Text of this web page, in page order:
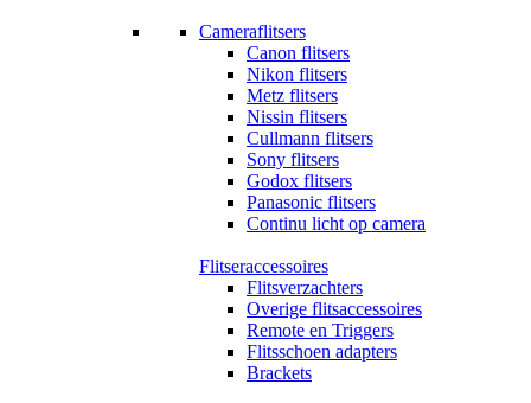
Cameraflitsers
Canon flitsers
Nikon flitsers
Metz flitsers
Nissin flitsers
Cullmann flitsers
Sony flitsers
Godox flitsers
Panasonic flitsers
Continu licht op camera
Flitseraccessoires
Flitsverzachters
Overige flitsaccessoires
Remote en Triggers
Flitsschoen adapters
Brackets